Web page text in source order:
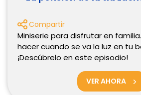
Compartir
Miniserie para disfrutar en
hacer cuando se va la luz en tu
¡Descúbrelo en este episodio!
VER AHORA